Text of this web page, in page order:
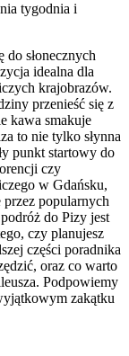
tygodnia i
do słonecznych
idealna dla
krajobrazów.
przenieść się z
kawa smakuje
to nie tylko słynna
punkt startowy do
czy
w Gdańsku,
przez popularnych
do Pizy jest
czy planujesz
części poradnika
oraz co warto
Podpowiemy
zakątku